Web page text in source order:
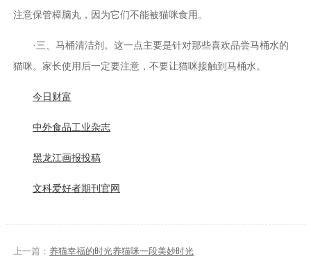
注意保管樟脑丸，因为它们不能被猫咪食用。
·三、马桶清洁剂。这一点主要是针对那些喜欢品尝马桶水的
猫咪。家长使用后一定要注意，不要让猫咪接触到马桶水。
今日财富
中外食品工业杂志
黑龙江画报投稿
文科爱好者期刊官网
上一篇： 养猫幸福的时光养猫咪一段美妙时光